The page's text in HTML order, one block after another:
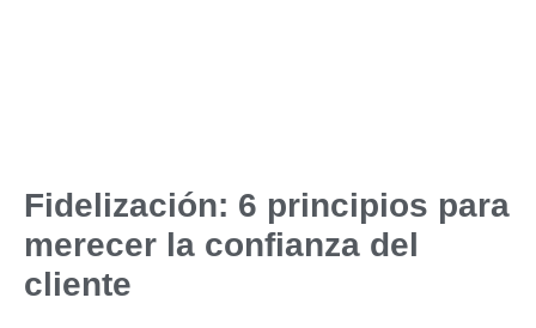
Fidelización: 6 principios para
merecer la confianza del
cliente